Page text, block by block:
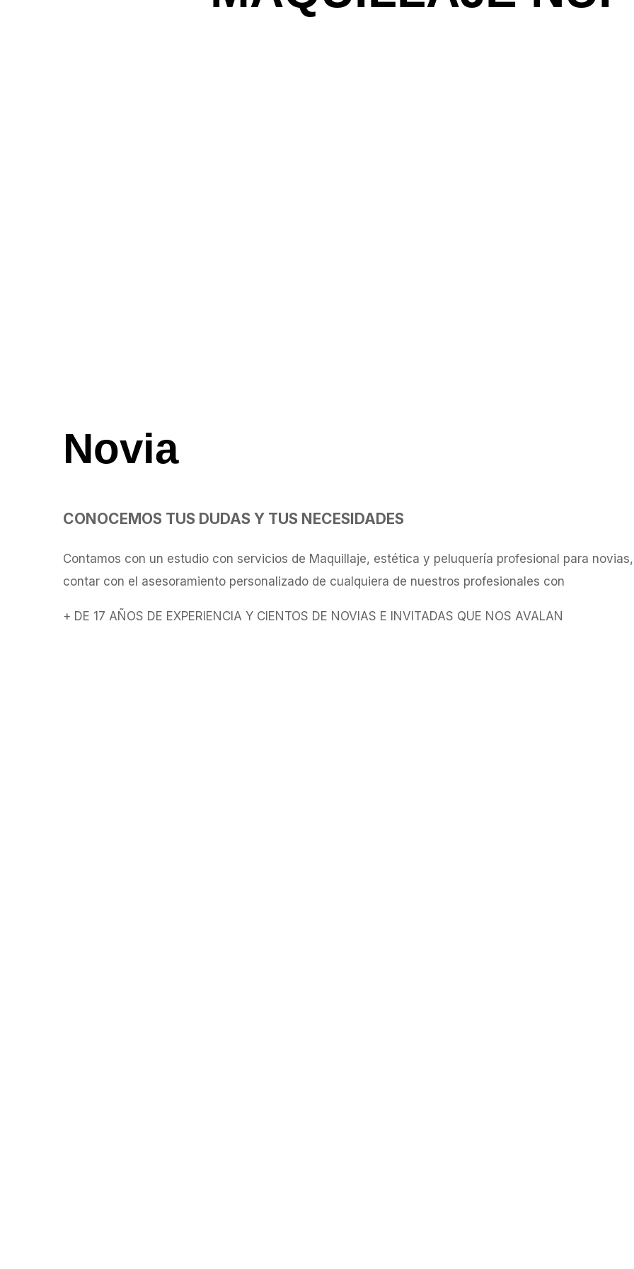
Novia
CONOCEMOS TUS DUDAS Y TUS NECESIDADES
Contamos con un estudio con servicios de Maquillaje, estética y peluquería profesional para
contar con el asesoramiento personalizado de cualquiera de nuestros profesionales con
+ DE 17 AÑOS DE EXPERIENCIA Y CIENTOS DE NOVIAS E INVITADAS QUE NOS AVALAN